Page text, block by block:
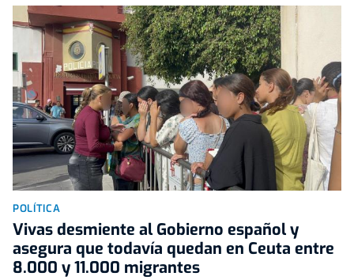
POLÍTICA
Vivas desmiente al Gobierno español y
asegura que todavía quedan en Ceuta entre
8.000 y 11.000 migrantes